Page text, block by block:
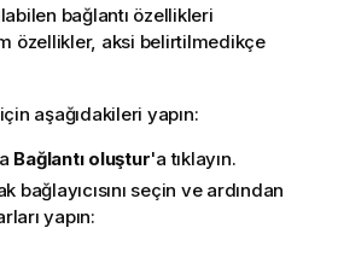
bağlantı özellikleri
özellikler, aksi belirtilmedikçe
aşağıdakileri yapın:
Bağlantı oluştur'a tıklayın.
bağlayıcısını seçin ve ardından
yapın: